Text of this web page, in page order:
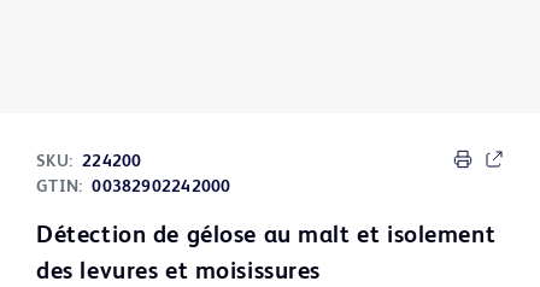
SKU: 224200
GTIN: 00382902242000
Détection de gélose au malt et isolement
des levures et moisissures